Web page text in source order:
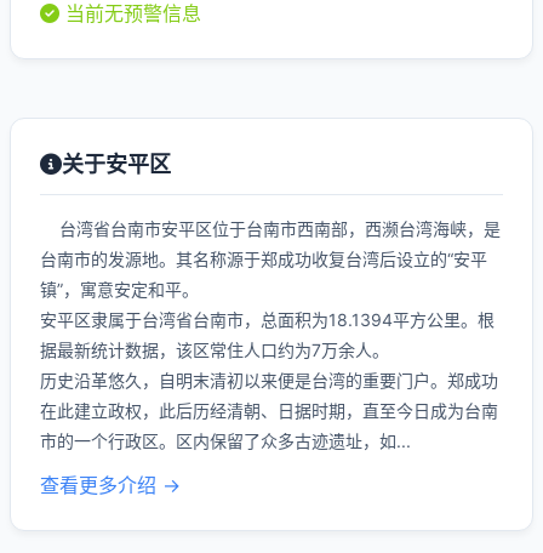
当前无预警信息
关于安平区
台湾省台南市安平区位于台南市西南部，西濒台湾海峡，是
台南市的发源地。其名称源于郑成功收复台湾后设立的“安平
镇”，寓意安定和平。
安平区隶属于台湾省台南市，总面积为18.1394平方公里。根
据最新统计数据，该区常住人口约为7万余人。
历史沿革悠久，自明末清初以来便是台湾的重要门户。郑成功
在此建立政权，此后历经清朝、日据时期，直至今日成为台南
市的一个行政区。区内保留了众多古迹遗址，如...
查看更多介绍 →